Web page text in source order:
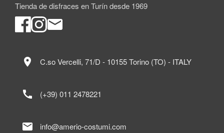
Tienda de disfraces en Turín desde 1969
location_on C.so Vercelli, 71/D - 10155 Torino (TO) - ITALY
call (+39) 011 2478221
mail info@amerio-costumi.com